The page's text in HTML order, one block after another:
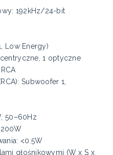
192kHz/24-bit
Low Energy)
1 optyczne
Subwoofer 1,
50–60Hz
<0.5W
głośnikowymi (W x S x